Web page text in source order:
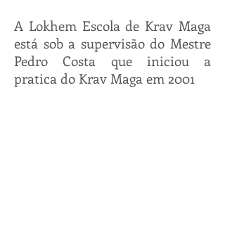
A Lokhem Escola de Krav Maga
está sob a supervisão do Mestre
Pedro Costa que iniciou a
pratica do Krav Maga em 2001